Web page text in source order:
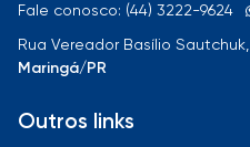
Fale conosco: (44) 3222-9624
Rua Vereador Basílio
Maringá/PR
Outros links